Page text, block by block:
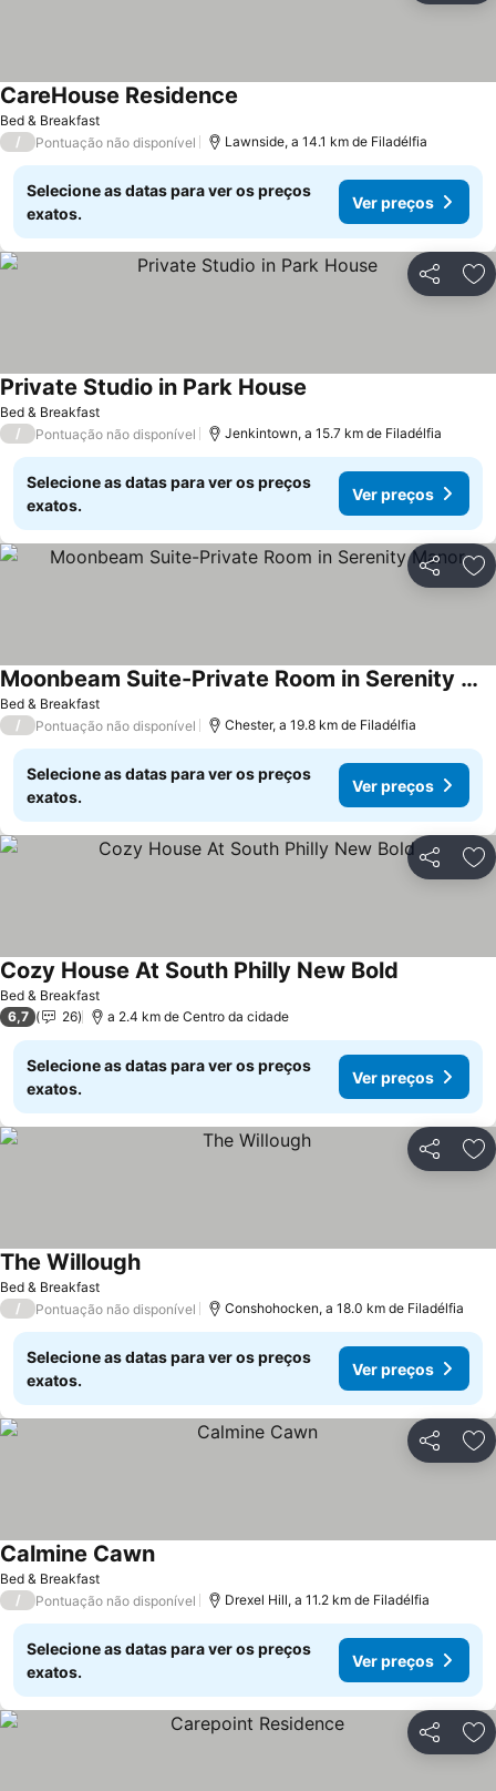
Bed & Breakfast
CareHouse Residence
/ Pontuação não disponível Lawnside, a 14.1 km de Filadélfia
Selecione as datas para ver os preços
exatos.
Ver preços
Partilhar
Bed & Breakfast
Private Studio in Park House
/ Pontuação não disponível Jenkintown, a 15.7 km de Filadélfia
Selecione as datas para ver os preços
exatos.
Ver preços
Partilhar
Bed & Breakfast
Moonbeam Suite-Private Room in Serenity Manor
/ Pontuação não disponível Chester, a 19.8 km de Filadélfia
Selecione as datas para ver os preços
exatos.
Ver preços
Partilhar
Bed & Breakfast
Cozy House At South Philly New Bold
6,7 26 a 2.4 km de Centro da cidade
Selecione as datas para ver os preços
exatos.
Ver preços
Partilhar
Bed & Breakfast
The Willough
/ Pontuação não disponível Conshohocken, a 18.0 km de Filadélfia
Selecione as datas para ver os preços
exatos.
Ver preços
Partilhar
Bed & Breakfast
Calmine Cawn
/ Pontuação não disponível Drexel Hill, a 11.2 km de Filadélfia
Selecione as datas para ver os preços
exatos.
Ver preços
Partilhar